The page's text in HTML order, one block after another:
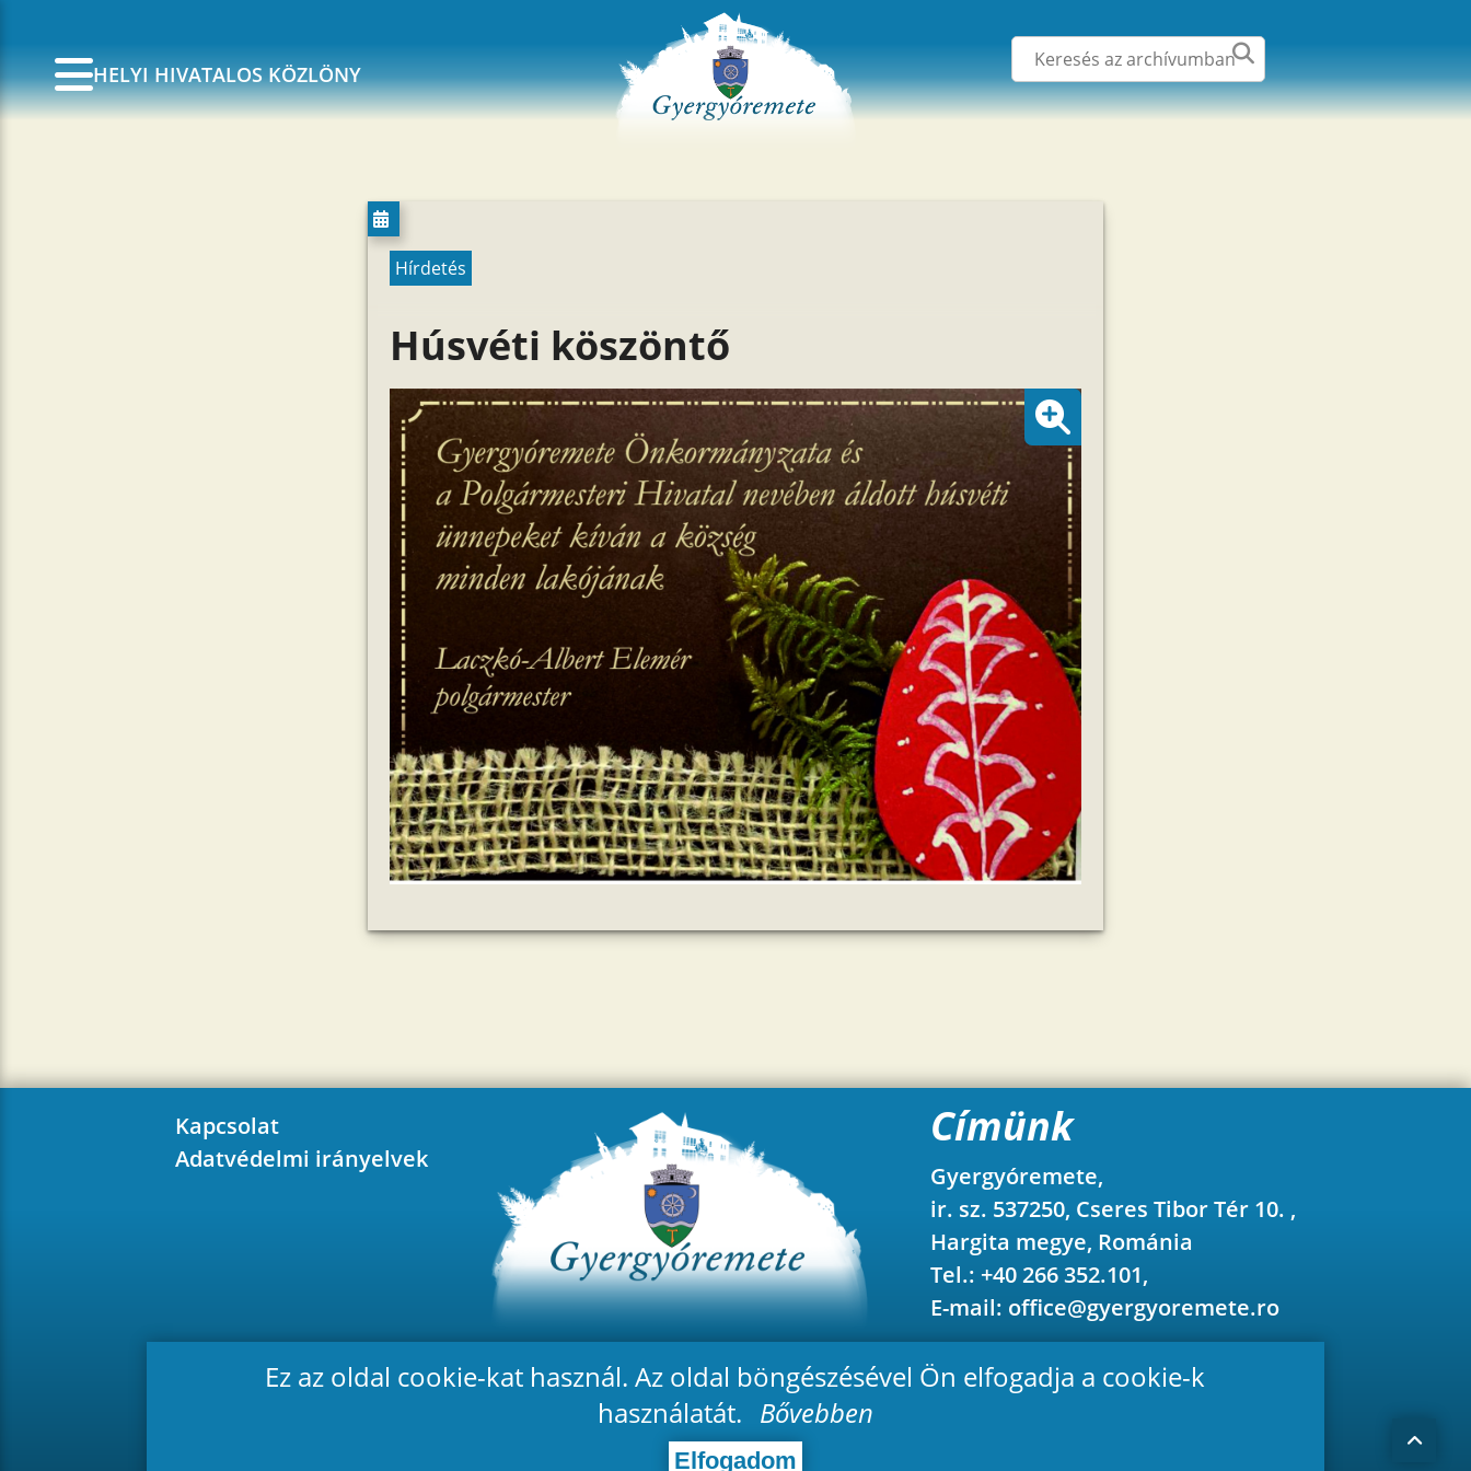
HELYI HIVATALOS KÖZLÖNY
Hírdetés
Húsvéti köszöntő
Kapcsolat
Adatvédelmi irányelvek
Címünk
Gyergyóremete,
ir. sz. 537250, Cseres Tibor Tér 10. ,
Hargita megye, Románia
Tel.: +40 266 352.101,
E-mail: office@gyergyoremete.ro
Ez az oldal cookie-kat használ. Az oldal böngészésével Ön elfogadja a cookie-k
használatát. Bővebben
Elfogadom